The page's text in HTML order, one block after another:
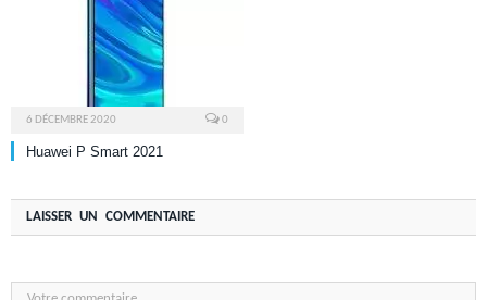
6 DÉCEMBRE 2020 0
Huawei P Smart 2021
LAISSER UN COMMENTAIRE